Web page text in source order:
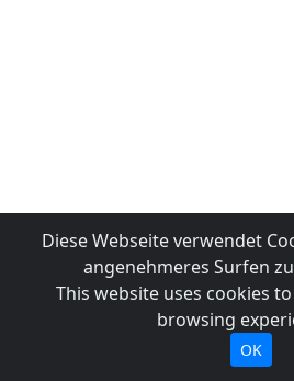
Diese Webseite verwendet
angenehmeres Surfen
This website uses cookies
browsing
OK